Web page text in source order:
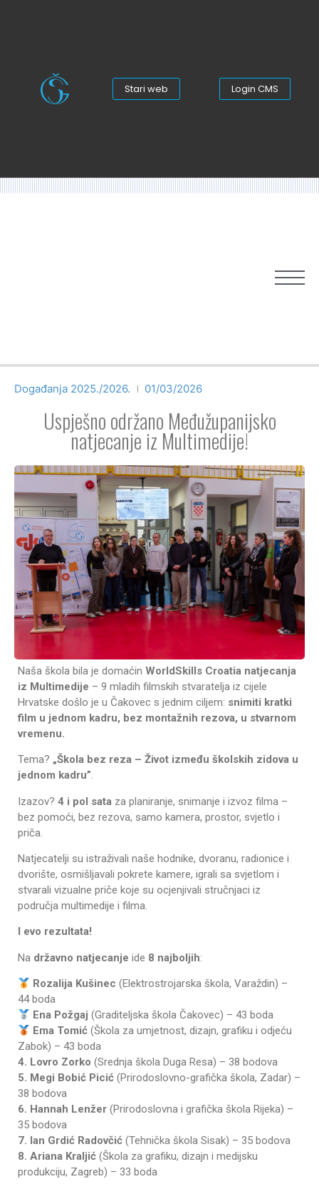
Stari web Login CMS
Događanja 2025./2026. 01/03/2026
Uspješno održano Međužupanijsko
natjecanje iz Multimedije!
Naša škola bila je domaćin WorldSkills Croatia natjecanja
iz Multimedije – 9 mladih filmskih stvaratelja iz cijele
Hrvatske došlo je u Čakovec s jednim ciljem: snimiti kratki
film u jednom kadru, bez montažnih rezova, u stvarnom
vremenu.
Tema? „Škola bez reza – Život između školskih zidova u
jednom kadru”.
Izazov? 4 i pol sata za planiranje, snimanje i izvoz filma –
bez pomoći, bez rezova, samo kamera, prostor, svjetlo i
priča.
Natjecatelji su istraživali naše hodnike, dvoranu, radionice i
dvorište, osmišljavali pokrete kamere, igrali sa svjetlom i
stvarali vizualne priče koje su ocjenjivali stručnjaci iz
područja multimedije i filma.
I evo rezultata!
Na državno natjecanje ide 8 najboljih:
Rozalija Kušinec (Elektrostrojarska škola, Varaždin) –
44 boda
Ena Požgaj (Graditeljska škola Čakovec) – 43 boda
Ema Tomić (Škola za umjetnost, dizajn, grafiku i odjeću
Zabok) – 43 boda
4. Lovro Zorko (Srednja škola Duga Resa) – 38 bodova
5. Megi Bobić Picić (Prirodoslovno-grafička škola, Zadar) –
38 bodova
6. Hannah Lenžer (Prirodoslovna i grafička škola Rijeka) –
35 bodova
7. Ian Grdić Radovčić (Tehnička škola Sisak) – 35 bodova
8. Ariana Kraljić (Škola za grafiku, dizajn i medijsku
produkciju, Zagreb) – 33 boda